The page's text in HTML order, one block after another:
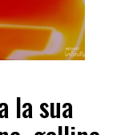
la sua